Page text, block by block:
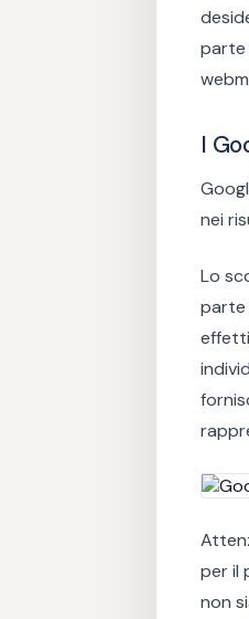
parte
I
nei
Lo
parte
per il
non